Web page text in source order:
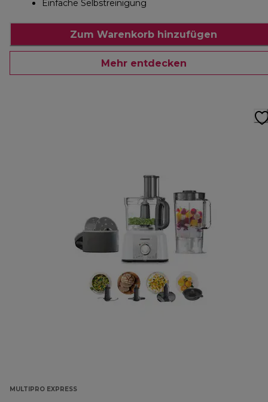
Einfache Selbstreinigung
Zum Warenkorb hinzufügen
Mehr entdecken
MULTIPRO EXPRESS